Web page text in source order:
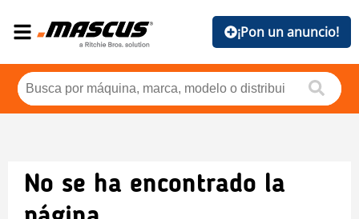
¡Pon un anuncio!
No se ha encontrado la